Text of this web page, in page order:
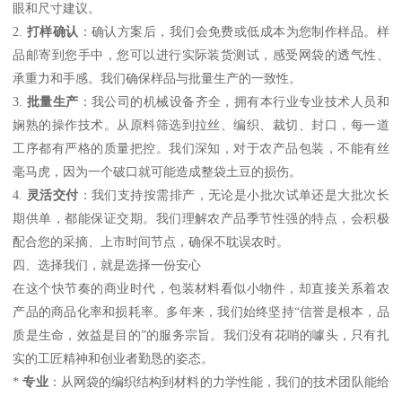
眼和尺寸建议。
2. 打样确认 ：确认方案后，我们会免费或低成本为您制作样品。样
品邮寄到您手中，您可以进行实际装货测试，感受网袋的透气性、
承重力和手感。我们确保样品与批量生产的一致性。
3. 批量生产 ：我公司的机械设备齐全，拥有本行业专业技术人员和
娴熟的操作技术。从原料筛选到拉丝、编织、裁切、封口，每一道
工序都有严格的质量把控。我们深知，对于农产品包装，不能有丝
毫马虎，因为一个破口就可能造成整袋土豆的损伤。
4. 灵活交付 ：我们支持按需排产，无论是小批次试单还是大批次长
期供单，都能保证交期。我们理解农产品季节性强的特点，会积极
配合您的采摘、上市时间节点，确保不耽误农时。
四、选择我们，就是选择一份安心
在这个快节奏的商业时代，包装材料看似小物件，却直接关系着农
产品的商品化率和损耗率。多年来，我们始终坚持“信誉是根本，品
质是生命，效益是目的”的服务宗旨。我们没有花哨的噱头，只有扎
实的工匠精神和创业者勤恳的姿态。
*专业：从网袋的编织结构到材料的力学性能，我们的技术团队能给